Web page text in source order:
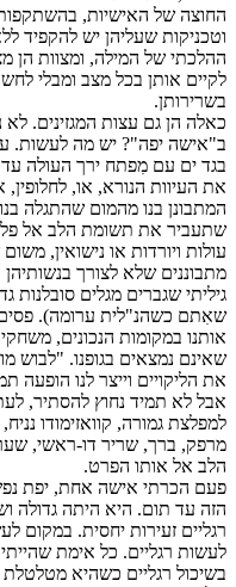
החוצה של האישיות,
וטכניקות שעליהן יש להקפיד
ההלכתי של המילה, ומצוות הן
לקיים אותן בכל מצב ומבלי
בשרירותן.
כאלה הן גם עצות המגזינים. לא
ב"אישה יפה"? יש מה לעשות.
בגד ים עם מִפתח ירך העולה
את העיוות הנורא, או,
המתבונן בנו מהמום שהתגלה
שתעביר את תשומת הלב אל
עולות ויורדות או נישואין,
מתבוננים שלא לצורך
גיליתי שגברים מגלים סובלנות
שאִתם כשהנ"לית ערומה). פסים
אותנו במקומות הנכונים,
שאינם נמצאים בגופנו. "לבוש
את הליקויים וייצר לנו הופעה
אבל לא תמיד נחוץ להסתיר,
למפלצת גמורה, קוואזימודו
מרפק, ברך, שריר דו-ראשי,
הלב אל אותו הפרט.
פעם הכרתי אישה אחת, יפת
הזה עד תום. היא היתה גדולה
רגליים זעירות יחסית. במקום
לעשות רגליים. כל אימת
בשיכול רגליים כשהיא